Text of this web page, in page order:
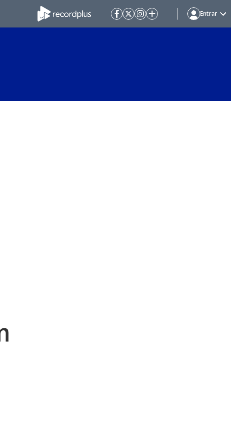
Entrar